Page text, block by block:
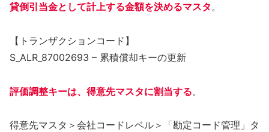
貸倒引当金として計上する金額を決めるマスタ。
【トランザクションコード】
S_ALR_87002693 – 累積償却キーの更新
評価調整キーは、得意先マスタに割当する。
得意先マスタ＞会社コードレベル＞「勘定コード管理」タ